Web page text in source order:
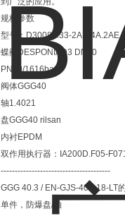
规格参数
型号：D30080.33-
蝶阀DESPONIAD3 DN80
PN10/1616bar
阀体GGG40
轴1.4021
盘GGG40 rilsan
内衬EPDM
双作用执行器：IA200D.F05-
---------------------------------------
GGG 40.3 / EN-GJS-400-18-LT
单件，防爆盘/轴